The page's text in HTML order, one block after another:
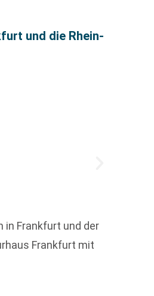
und die Rhein-
in Frankfurt und der
Frankfurt mit